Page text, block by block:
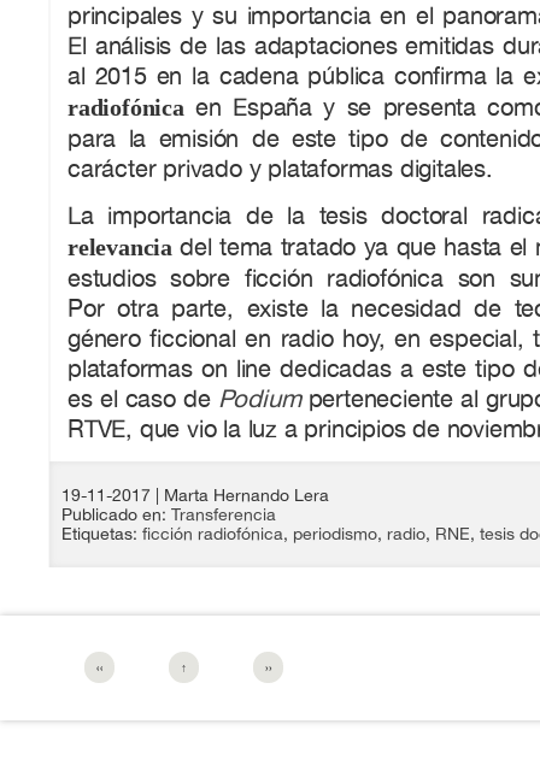
principales y su importancia en el
El análisis de las adaptaciones emitidas
al 2015 en la cadena pública confirma la
radiofónica en España y se presenta
para la emisión de este tipo de
carácter privado y plataformas digitales.
La importancia de la tesis doctoral
relevancia del tema tratado ya que hasta el
estudios sobre ficción radiofónica son
Por otra parte, existe la necesidad de
género ficcional en radio hoy, en especial,
plataformas on line dedicadas a este tipo
es el caso de Podium perteneciente al
RTVE, que vio la luz a principios de
19-11-2017
| Marta Hernando Lera
Publicado en: Transferencia
Etiquetas: ficción radiofónica, periodismo, radio, RNE, tesis
‹‹ ↑ ››